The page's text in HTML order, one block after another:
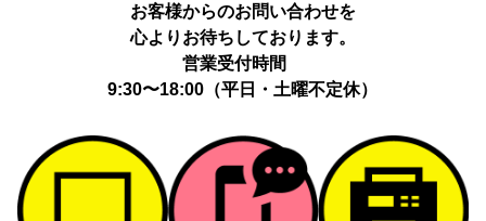
お客様からのお問い合わせを
心よりお待ちしております。
営業受付時間
9:30〜18:00（平日・土曜不定休）